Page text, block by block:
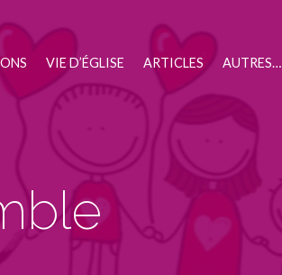
VIE D’ÉGLISE ARTICLES AUTRES…